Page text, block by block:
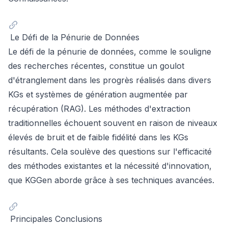
Le Défi de la Pénurie de Données
Le défi de la pénurie de données, comme le souligne
des recherches récentes, constitue un goulot
d'étranglement dans les progrès réalisés dans divers
KGs et systèmes de génération augmentée par
récupération (RAG). Les méthodes d'extraction
traditionnelles échouent souvent en raison de niveaux
élevés de bruit et de faible fidélité dans les KGs
résultants. Cela soulève des questions sur l'efficacité
des méthodes existantes et la nécessité d'innovation,
que KGGen aborde grâce à ses techniques avancées.
Principales Conclusions